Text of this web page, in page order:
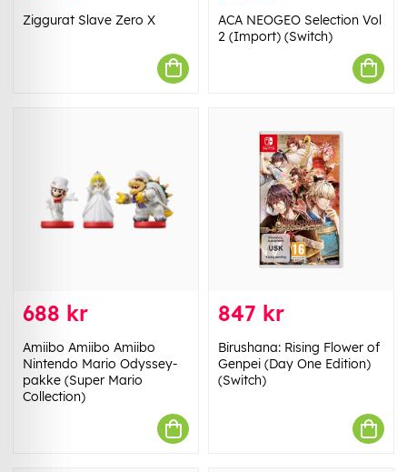
Ziggurat Slave Zero X
ACA NEOGEO Selection Vol
2 (Import) (Switch)
688 kr
Amiibo Amiibo Amiibo
Nintendo Mario Odyssey-
pakke (Super Mario
Collection)
847 kr
Birushana: Rising Flower of
Genpei (Day One Edition)
(Switch)